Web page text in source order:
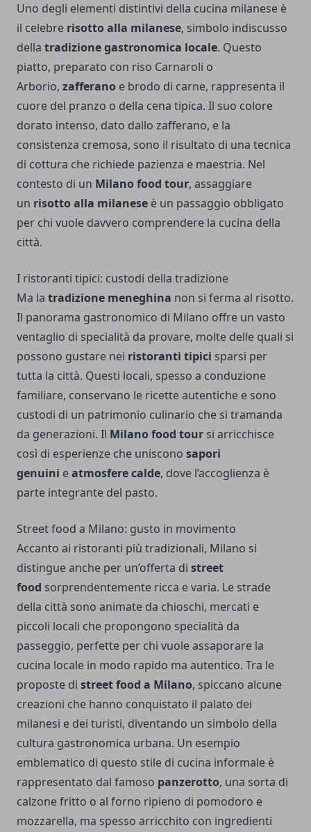
Uno degli elementi distintivi della cucina milanese è
il celebre risotto alla milanese, simbolo indiscusso
della tradizione gastronomica locale. Questo
piatto, preparato con riso Carnaroli o
Arborio, zafferano e brodo di carne, rappresenta il
cuore del pranzo o della cena tipica. Il suo colore
dorato intenso, dato dallo zafferano, e la
consistenza cremosa, sono il risultato di una tecnica
di cottura che richiede pazienza e maestria. Nel
contesto di un Milano food tour, assaggiare
un risotto alla milanese è un passaggio obbligato
per chi vuole davvero comprendere la cucina della
città.
I ristoranti tipici: custodi della tradizione
Ma la tradizione meneghina non si ferma al risotto.
Il panorama gastronomico di Milano offre un vasto
ventaglio di specialità da provare, molte delle quali si
possono gustare nei ristoranti tipici sparsi per
tutta la città. Questi locali, spesso a conduzione
familiare, conservano le ricette autentiche e sono
custodi di un patrimonio culinario che si tramanda
da generazioni. Il Milano food tour si arricchisce
così di esperienze che uniscono sapori
genuini eatmosfere calde, dove l’accoglienza è
parte integrante del pasto.
Street food a Milano: gusto in movimento
Accanto ai ristoranti più tradizionali, Milano si
distingue anche per un’offerta di street
food sorprendentemente ricca e varia. Le strade
della città sono animate da chioschi, mercati e
piccoli locali che propongono specialità da
passeggio, perfette per chi vuole assaporare la
cucina locale in modo rapido ma autentico. Tra le
proposte di street food a Milano, spiccano alcune
creazioni che hanno conquistato il palato dei
milanesi e dei turisti, diventando un simbolo della
cultura gastronomica urbana. Un esempio
emblematico di questo stile di cucina informale è
rappresentato dal famoso panzerotto, una sorta di
calzone fritto o al forno ripieno di pomodoro e
mozzarella, ma spesso arricchito con ingredienti